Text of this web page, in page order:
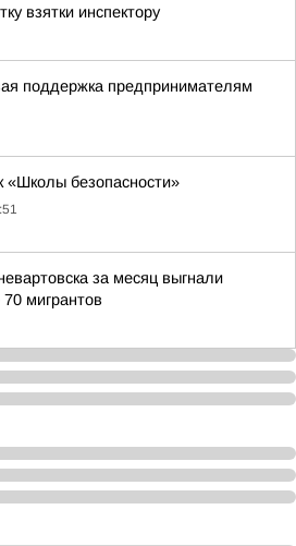
взятки инспектору
поддержка предпринимателям
«Школы безопасности»
за месяц выгнали
мигрантов